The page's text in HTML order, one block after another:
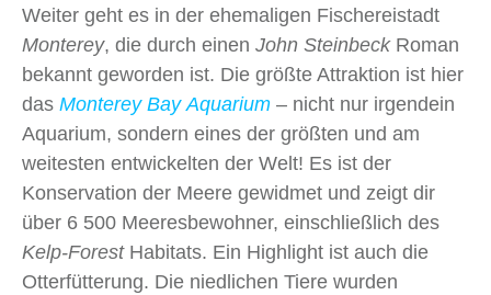
Weiter geht es in der ehemaligen Fischereistadt
Monterey, die durch einen John SteinbeckRoman
bekannt geworden ist. Die größte Attraktion ist hier
das Monterey Bay Aquarium – nicht nur irgendein
Aquarium, sondern eines der größten und am
weitesten entwickelten der Welt! Es ist der
Konservation der Meere gewidmet und zeigt dir
über 6 500 Meeresbewohner, einschließlich des
Kelp-Forest Habitats. Ein Highlight ist auch die
Otterfütterung. Die niedlichen Tiere wurden